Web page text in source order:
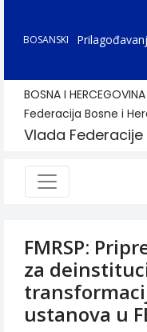
BOSANSKI
BOSNA I HERCEGOVINA
Federacija Bosne i
Vlada
FMRSP:
za
ustanova u